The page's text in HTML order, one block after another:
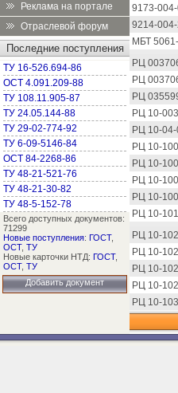
Реклама на портале
Отраслевой форум
Последние поступления
ТУ 16-526.694-86
ОСТ 4.091.209-88
ТУ 108.11.905-87
ТУ 24.05.144-88
ТУ 29-02-774-92
ТУ 6-09-5146-84
ОСТ 84-2268-86
ТУ 48-21-521-76
ТУ 48-21-30-82
ТУ 48-5-152-78
Всего доступных документов:
71299
Новые поступления: ГОСТ,
ОСТ, ТУ
Новые карточки НТД: ГОСТ,
ОСТ, ТУ
Добавить документ
9173-
9214-
МБТ
РЦ
РЦ
РЦ
РЦ 10-
РЦ 10-
РЦ 10-
РЦ 10-
РЦ 10-
РЦ 10-
РЦ 10-
РЦ 10-
РЦ 10-
РЦ 10-
РЦ 10-
РЦ 10-